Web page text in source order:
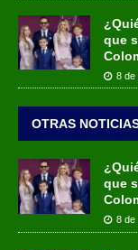
que
8 de
OTRAS
que
8 de